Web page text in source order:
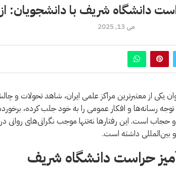
دانشگاه شریف با دانشجويان: از
می 13, 2025
از معتبرترین مراکز علمی ایران، شاهد تحولات و
رسانه‌ها و افکار عمومی را به خود جلب کرده،
است. این رفتارها نه‌تنها موجب نگرانی‌های روانی
بین‌المللی داشته است.
حراست دانشگاه شریف